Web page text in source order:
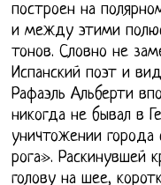
построен на
и между этими
тонов. Словно не
Испанский поэт и
Рафаэль Альберти
никогда не бывал в
уничтожении города
рога». Раскинувшей
голову на шее,